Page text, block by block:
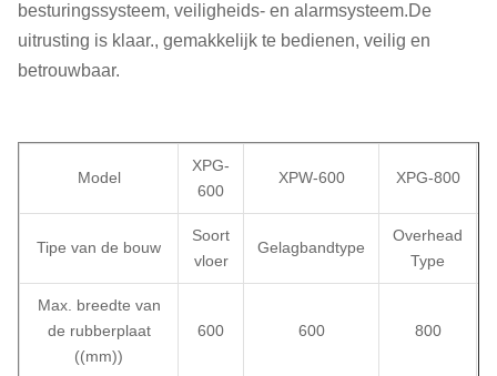
besturingssysteem, veiligheids- en alarmsysteem.De
uitrusting is klaar., gemakkelijk te bedienen, veilig en
betrouwbaar.
Model
XPG-
600
XPW-600 XPG-800
Tipe van de bouw
Soort
vloer
Gelagbandtype
Overhead
Type
Max. breedte van
de rubberplaat
((mm))
600 600 800